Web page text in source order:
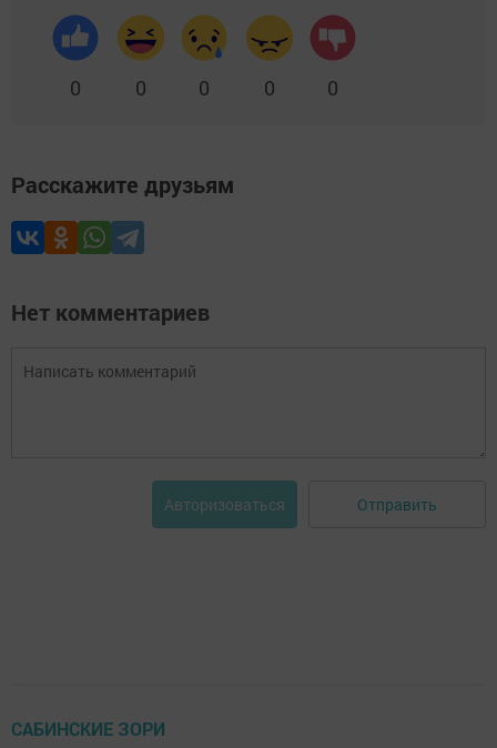
0 0 0 0 0
Расскажите друзьям
Нет комментариев
Авторизоваться Отправить
САБИНСКИЕ ЗОРИ